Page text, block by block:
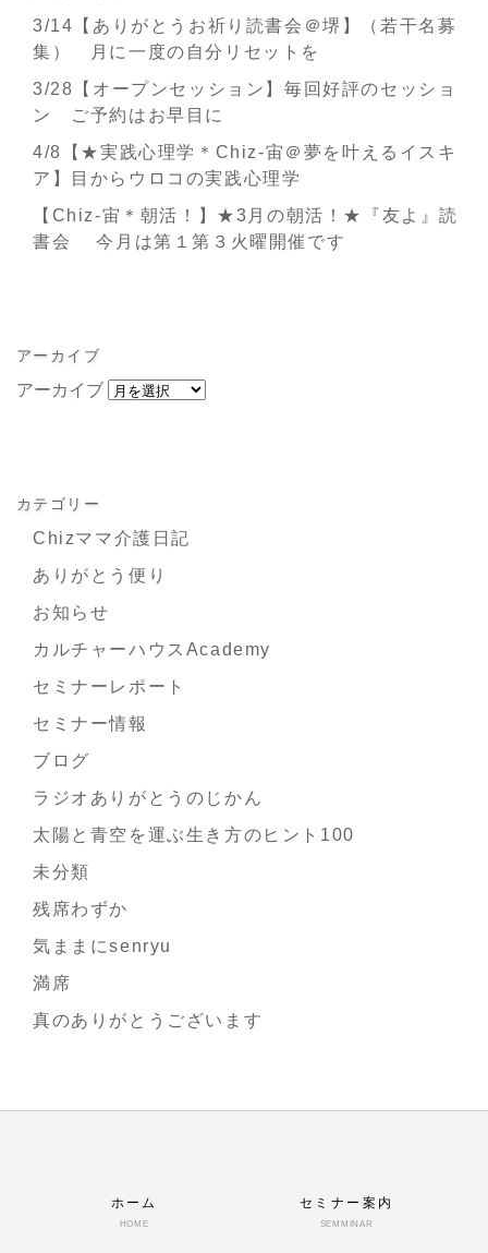
3/14【ありがとうお祈り読書会＠堺】（若干名募
集） 月に一度の自分リセットを
3/28【オープンセッション】毎回好評のセッショ
ン ご予約はお早目に
4/8【★実践心理学＊Chiz-宙＠夢を叶えるイスキ
ア】目からウロコの実践心理学
【Chiz-宙＊朝活！】★3月の朝活！★『友よ』読
書会 今月は第１第３火曜開催です
アーカイブ
アーカイブ
カテゴリー
Chizママ介護日記
ありがとう便り
お知らせ
カルチャーハウスAcademy
セミナーレポート
セミナー情報
ブログ
ラジオありがとうのじかん
太陽と青空を運ぶ生き方のヒント100
未分類
残席わずか
気ままにsenryu
満席
真のありがとうございます
ホーム
HOME
セミナー案内
SEMMINAR